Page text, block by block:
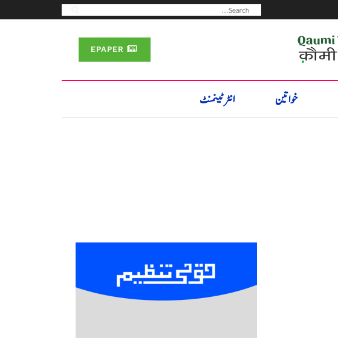
خواتین انٹرٹینمنٹ